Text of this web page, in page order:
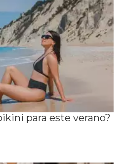
para este verano?